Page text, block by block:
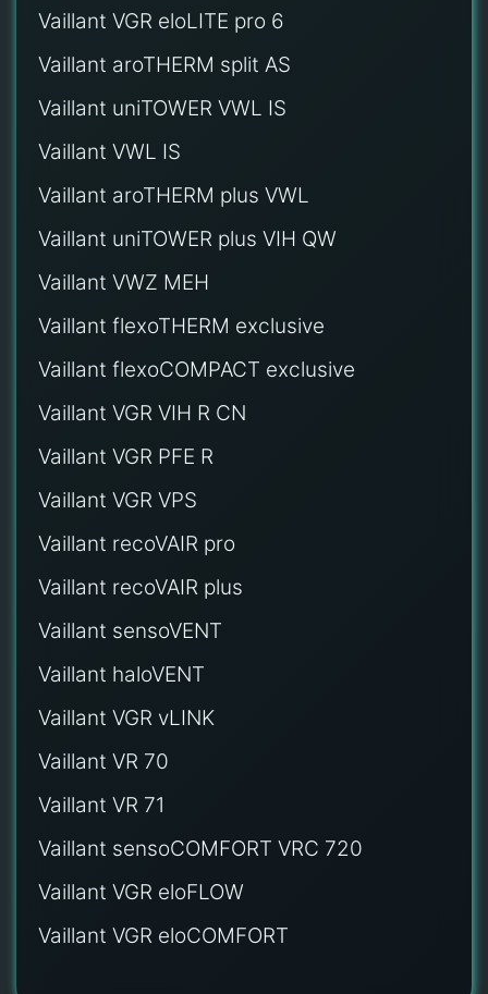
Vaillant VGR eloLITE pro 6
Vaillant aroTHERM split AS
Vaillant uniTOWER VWL IS
Vaillant VWL IS
Vaillant aroTHERM plus VWL
Vaillant uniTOWER plus VIH QW
Vaillant VWZ MEH
Vaillant flexoTHERM exclusive
Vaillant flexoCOMPACT exclusive
Vaillant VGR VIH R CN
Vaillant VGR PFE R
Vaillant VGR VPS
Vaillant recoVAIR pro
Vaillant recoVAIR plus
Vaillant sensoVENT
Vaillant haloVENT
Vaillant VGR vLINK
Vaillant VR 70
Vaillant VR 71
Vaillant sensoCOMFORT VRC 720
Vaillant VGR eloFLOW
Vaillant VGR eloCOMFORT